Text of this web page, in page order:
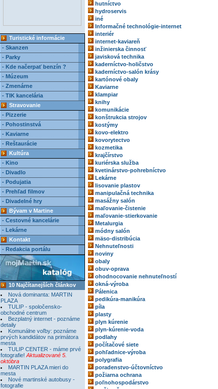
Turistické informácie
- Skanzen
- Parky
- Kde načerpať benzín ?
- Múzeum
- Zmenárne
- TIK kancelária
Stravovanie
- Pizzerie
- Pohostinstvá
- Kaviarne
- Reštaurácie
Kultúra
- Kino
- Divadlo
- Podujatia
- Prehľad filmov
- Divadelné hry
Bývam v Martine
- Cestovné kancelárie
- Lekárne
Kontakt
- Redakcia portálu
10 Najčítanejších článkov
Nová dominanta: MARTIN
PLAZA
TULIP - spoločensko-
obchodné centrum
Bezplatný internet - poznáme
detaily
Komunálne voľby: poznáme
prvých kandidátov na primátora
mesta
TULIP CENTER - máme prvé
fotografie! Aktualizované 5.
októbra
MARTIN PLAZA mieri do
mesta
Nové martinské autobusy -
fotografie
hutníctvo
hydroservis
iné
Informačné technológie-internet
interiér
internet-kaviareň
inžinierska činnosť
javisková technika
kaderníctvo-holičstvo
kaderníctvo-salón krásy
kartónové obaly
Kaviarne
klampiar
knihy
komunikácie
konštrukcia strojov
kostýmy
kovo-elektro
kovorytectvo
kozmetika
krajčírstvo
kuriérska služba
kvetinárstvo-pohrebníctvo
Lekárne
lisovanie plastov
manipulačná technika
masážny salón
maľovanie-čistenie
maľovanie-stierkovanie
Metalurgia
módny salón
mäso-distribúcia
Nehnuteľnosti
noviny
obaly
obuv-oprava
ohodnocovanie nehnuteľností
okná-výroba
Pálenica
pedikúra-manikúra
píla
plasty
plyn kúrenie
plyn-kúrenie-voda
podlahy
počítačové siete
pohľadnice-výroba
polygrafia
poradenstvo-účtovníctvo
požiarna ochrana
poľnohospodárstvo